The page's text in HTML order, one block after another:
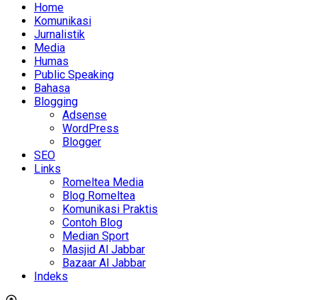
Home
Komunikasi
Jurnalistik
Media
Humas
Public Speaking
Bahasa
Blogging
Adsense
WordPress
Blogger
SEO
Links
Romeltea Media
Blog Romeltea
Komunikasi Praktis
Contoh Blog
Median Sport
Masjid Al Jabbar
Bazaar Al Jabbar
Indeks